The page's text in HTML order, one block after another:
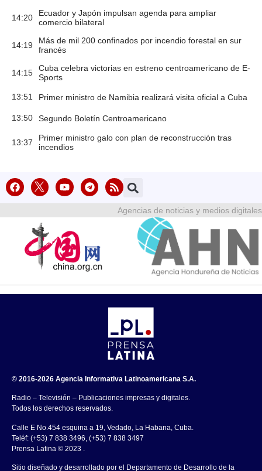
14:20
Ecuador y Japón impulsan agenda para ampliar
comercio bilateral
14:19
Más de mil 200 confinados por incendio forestal en sur
francés
14:15
Cuba celebra victorias en estreno centroamericano de E-
Sports
13:51 Primer ministro de Namibia realizará visita oficial a Cuba
13:50 Segundo Boletín Centroamericano
13:37
Primer ministro galo con plan de reconstrucción tras
incendios
Agencias de noticias y medios digitales
© 2016-2026 Agencia Informativa Latinoamericana S.A.
Radio – Televisión – Publicaciones impresas y digitales.
Todos los derechos reservados.
Calle E No.454 esquina a 19, Vedado, La Habana, Cuba.
Teléf: (+53) 7 838 3496, (+53) 7 838 3497
Prensa Latina © 2023 .
Sitio diseñado y desarrollado por el Departamento de Desarrollo de la